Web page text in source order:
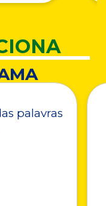
palavras